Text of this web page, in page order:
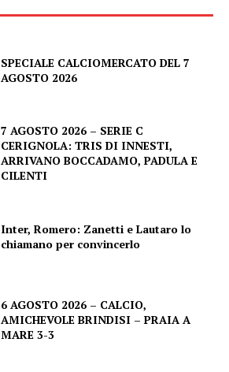
SPECIALE CALCIOMERCATO DEL 7
AGOSTO 2026
7 AGOSTO 2026 – SERIE C
CERIGNOLA: TRIS DI INNESTI,
ARRIVANO BOCCADAMO, PADULA E
CILENTI
Inter, Romero: Zanetti e Lautaro lo
chiamano per convincerlo
6 AGOSTO 2026 – CALCIO,
AMICHEVOLE BRINDISI – PRAIA A
MARE 3-3